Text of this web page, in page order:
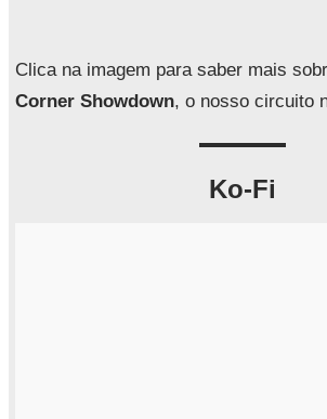
a
Clica na imagem para saber mais
Corner Showdown, o nosso circuito
Ko-Fi